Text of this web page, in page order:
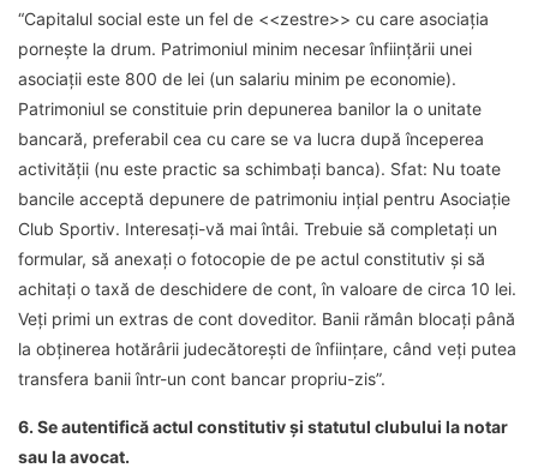
“Capitalul social este un fel de <<zestre>> cu care asociația
pornește la drum. Patrimoniul minim necesar înființării unei
asociații este 800 de lei (un salariu minim pe economie).
Patrimoniul se constituie prin depunerea banilor la o unitate
bancară, preferabil cea cu care se va lucra după începerea
activității (nu este practic sa schimbați banca). Sfat: Nu toate
bancile acceptă depunere de patrimoniu ințial pentru Asociație
Club Sportiv. Interesați-vă mai întâi. Trebuie să completați un
formular, să anexați o fotocopie de pe actul constitutiv și să
achitați o taxă de deschidere de cont, în valoare de circa 10 lei.
Veți primi un extras de cont doveditor. Banii rămân blocați până
la obținerea hotărârii judecătorești de înființare, când veți putea
transfera banii într-un cont bancar propriu-zis”.
6. Se autentifică actul constitutiv și statutul clubului la notar
sau la avocat.